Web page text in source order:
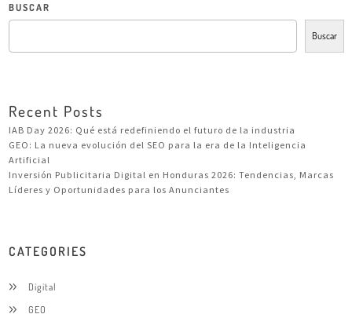
BUSCAR
Buscar
Recent Posts
IAB Day 2026: Qué está redefiniendo el futuro de la industria
GEO: La nueva evolución del SEO para la era de la Inteligencia
Artificial
Inversión Publicitaria Digital en Honduras 2026: Tendencias, Marcas
Líderes y Oportunidades para los Anunciantes
CATEGORIES
Digital
GEO